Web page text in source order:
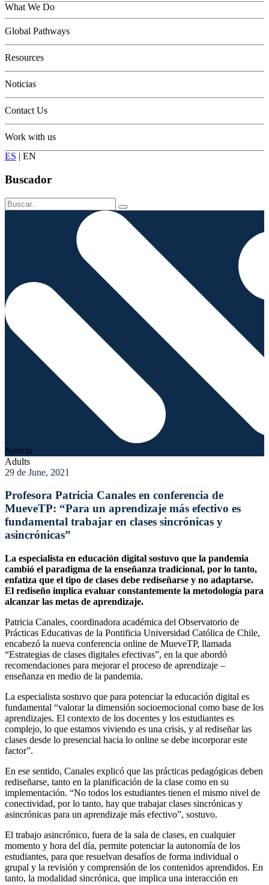
What We Do
Youth
Adults
Seniors
Conservation
Global Pathways
Resources
Noticias
Contact Us
Work with us
ES | EN
Buscador
Noticia
Adults
29 de June, 2021
Profesora Patricia Canales en conferencia de
MueveTP: “Para un aprendizaje más efectivo es
fundamental trabajar en clases sincrónicas y
asincrónicas”
La especialista en educación digital sostuvo que la pandemia
cambió el paradigma de la enseñanza tradicional, por lo tanto,
enfatiza que el tipo de clases debe rediseñarse y no adaptarse.
El rediseño implica evaluar constantemente la metodología para
alcanzar las metas de aprendizaje.
Patricia Canales, coordinadora académica del Observatorio de
Prácticas Educativas de la Pontificia Universidad Católica de Chile,
encabezó la nueva conferencia online de MueveTP, llamada
“Estrategias de clases digitales efectivas”, en la que abordó
recomendaciones para mejorar el proceso de aprendizaje –
enseñanza en medio de la pandemia.
La especialista sostuvo que para potenciar la educación digital es
fundamental “valorar la dimensión socioemocional como base de los
aprendizajes. El contexto de los docentes y los estudiantes es
complejo, lo que estamos viviendo es una crisis, y al rediseñar las
clases desde lo presencial hacia lo online se debe incorporar este
factor”.
En ese sentido, Canales explicó que las prácticas pedagógicas deben
rediseñarse, tanto en la planificación de la clase como en su
implementación. “No todos los estudiantes tienen el mismo nivel de
conectividad, por lo tanto, hay que trabajar clases sincrónicas y
asincrónicas para un aprendizaje más efectivo”, sostuvo.
El trabajo asincrónico, fuera de la sala de clases, en cualquier
momento y hora del día, permite potenciar la autonomía de los
estudiantes, para que resuelvan desafíos de forma individual o
grupal y la revisión y comprensión de los contenidos aprendidos. En
tanto, la modalidad sincrónica, que implica una interacción en